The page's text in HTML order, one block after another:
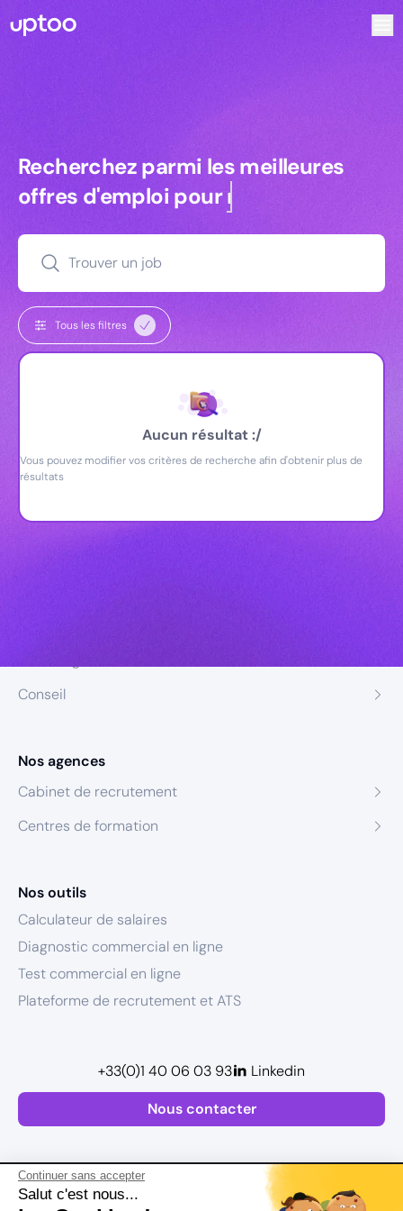
Continuer sans accepter
Salut c'est nous...
Recherchez parmi les meilleures
Recherchez parmi les meilleures
offres d'emploi pourcommerciaux
Trouver un job
Tous les filtres
Aucun résultat :/
Vous pouvez modifier vos critères de recherche afin d'obtenir plus de
résultats
Conseil
Nos agences
Cabinet de recrutement
Centres de formation
Nos outils
Calculateur de salaires
Diagnostic commercial en ligne
Test commercial en ligne
Plateforme de recrutement et ATS
Nous contacter
+33(0)1 40 06 03 93 Linkedin